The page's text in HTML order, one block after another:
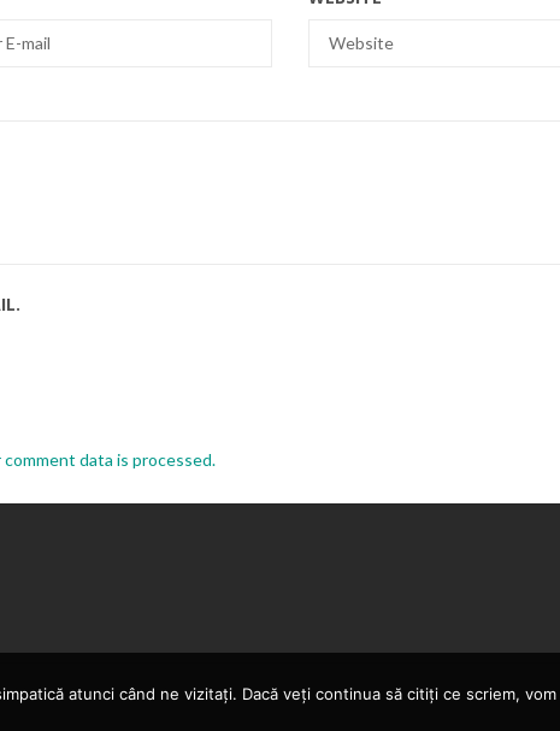
data is processed.
atunci când ne vizitați. Dacă veți continua să citiți ce scriem,